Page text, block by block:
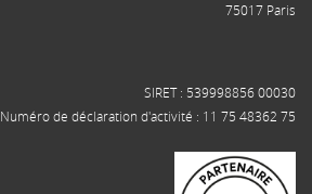
75017 Paris
SIRET : 539998856 00030
Numéro de déclaration d'activité : 11 75 48362 75